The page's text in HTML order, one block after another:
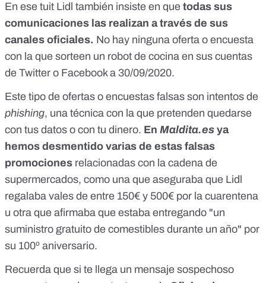
En ese tuit Lidl también insiste en que todas sus
comunicaciones las realizan a través de sus
canales oficiales. No hay ninguna oferta o encuesta
con la que sorteen un robot de cocina en sus cuentas
de Twitter o Facebook a 30/09/2020.
Este tipo de ofertas o encuestas falsas son intentos de
phishing, una técnica con la que pretenden quedarse
con tus datos o con tu dinero. En Maldita.es ya
hemos desmentido varias de estas falsas
promociones relacionadas con la cadena de
supermercados, como una que aseguraba que Lidl
regalaba vales de entre 150€ y 500€ por la cuarentena
u otra que afirmaba que estaba entregando "un
suministro gratuito de comestibles durante un año" por
su 100º aniversario.
Recuerda que si te llega un mensaje sospechoso